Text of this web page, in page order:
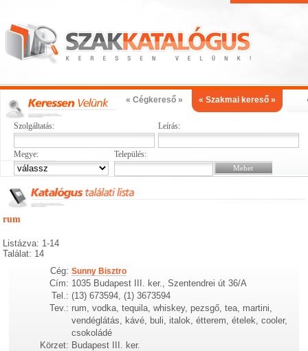
« Cégkereső » « Szakmai kereső »
Szolgáltatás: Leírás:
Megye: Település:
rum
Listázva: 1-14
Találat: 14
Cég: Sunny Bisztro
Cím: 1035 Budapest III. ker., Szentendrei út 36/A
Tel.: (13) 673594, (1) 3673594
Tev.: rum, vodka, tequila, whiskey, pezsgő, tea, martini,
vendéglátás, kávé, buli, italok, étterem, ételek, cooler,
csokoládé
Körzet: Budapest III. ker.